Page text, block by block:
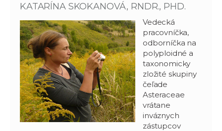
KATARÍNA SKOKANOVÁ, RNDR., PHD.
Vedecká
pracovníčka,
odborníčka na
polyploidné a
taxonomicky
zložité skupiny
čeľade
Asteraceae
vrátane
inváznych
zástupcov